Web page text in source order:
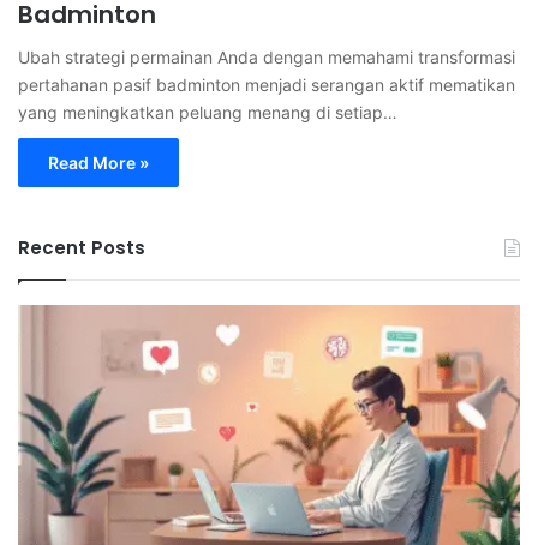
Badminton
Ubah strategi permainan Anda dengan memahami transformasi
pertahanan pasif badminton menjadi serangan aktif mematikan
yang meningkatkan peluang menang di setiap…
Read More »
Recent Posts